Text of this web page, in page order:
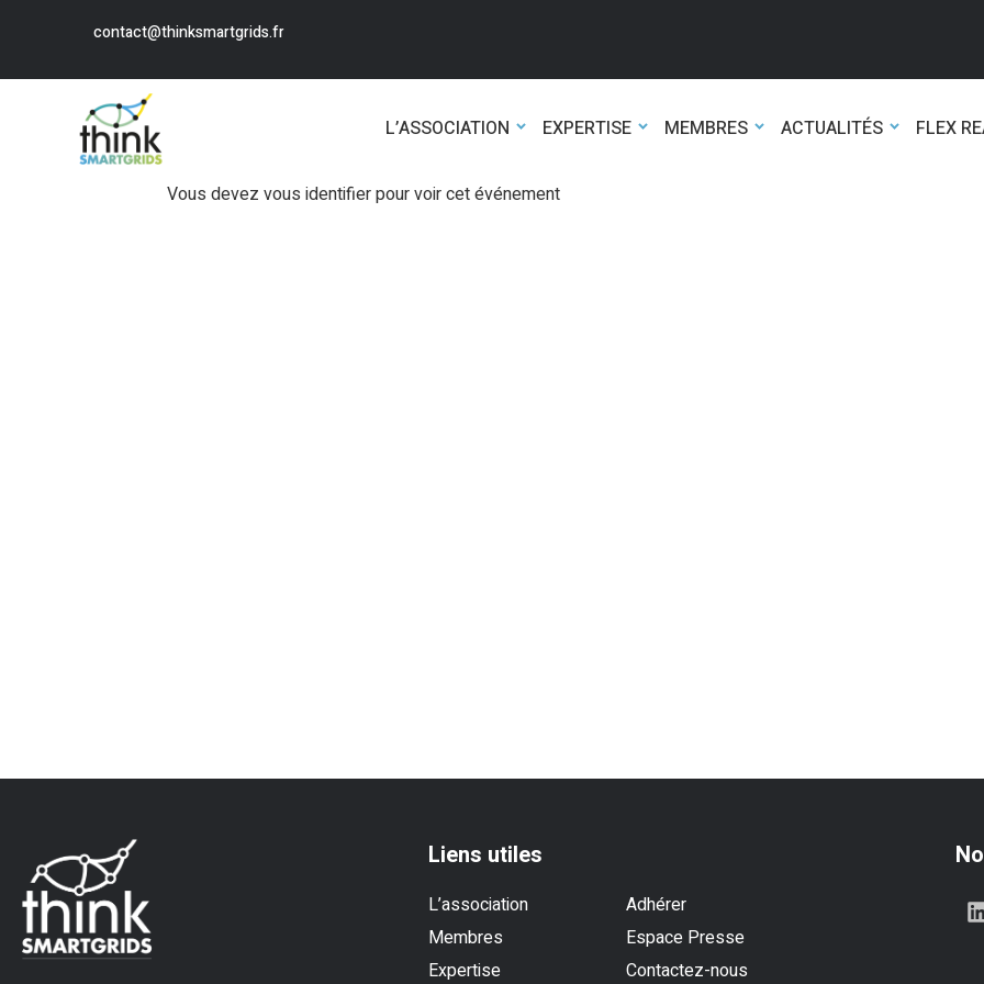
contact@thinksmartgrids.fr
L’ASSOCIATION EXPERTISE MEMBRES ACTUALITÉS FLEX
Vous devez vous identifier pour voir cet événement
Liens utiles
L’association
Adhérer
Membres
Espace Presse
Expertise
Contactez-nous